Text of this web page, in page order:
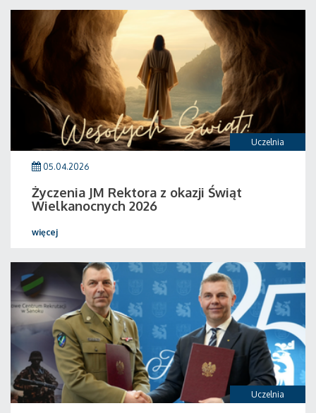
Uczelnia
05.04.2026
Życzenia JM Rektora z okazji Świąt
Wielkanocnych 2026
więcej
Uczelnia